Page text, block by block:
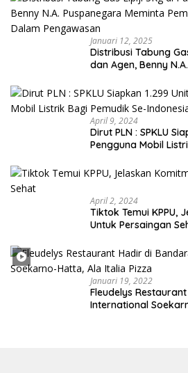
Januari 12, 2025
Distribusi Tabung
dan Agen, Benny
Pengawasan
April 9, 2024
Dirut PLN : SPKLU
Pengguna Mobil
April 2, 2024
Tiktok Temui KPPU,
Untuk Persaingan
Januari 19, 2022
Fleudelys
International